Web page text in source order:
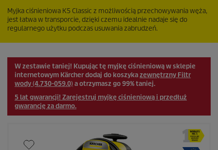
Myjka ciśnieniowa K5 Classic z możliwością przechowywania węża,
jest łatwa w transporcie, dzięki czemu idealnie nadaje się do
regularnego użytku podczas usuwania zabrudzeń.
W zestawie taniej! Kupując tę myjkę ciśnieniową w sklepie
internetowym Kärcher dodaj do koszykazewnętrzny Filtr
wody (4.730-059.0)a otrzymasz go 99% taniej.
5 lat gwarancji! Zarejestruj myjkę ciśnieniową i przedłuż
gwarancję za darmo.